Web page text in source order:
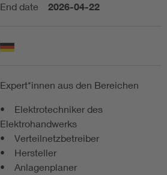
End date 2026-04-22
Expert*innen aus den Bereichen
• Elektrotechniker des
Elektrohandwerks
• Verteilnetzbetreiber
• Hersteller
• Anlagenplaner